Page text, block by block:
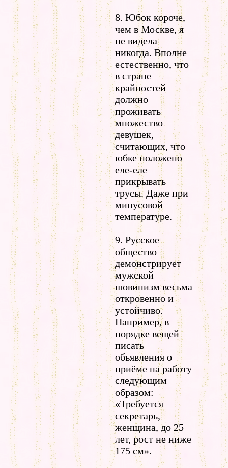
8. Юбок короче,
чем в Москве, я
не видела
никогда. Вполне
естественно, что
в стране
крайностей
должно
проживать
множество
девушек,
считающих, что
юбке положено
еле-еле
прикрывать
трусы. Даже при
минусовой
температуре.
9. Русское
общество
демонстрирует
мужской
шовинизм весьма
откровенно и
устойчиво.
Например, в
порядке вещей
писать
объявления о
приёме на работу
следующим
образом:
«Требуется
секретарь,
женщина, до 25
лет, рост не ниже
175 см».